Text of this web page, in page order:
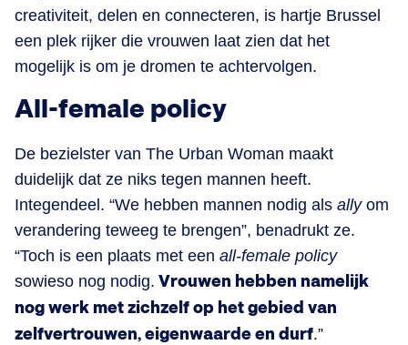
creativiteit, delen en connecteren, is hartje Brussel
een plek rijker die vrouwen laat zien dat het
mogelijk is om je dromen te achtervolgen.
All-female policy
De bezielster van The Urban Woman maakt
duidelijk dat ze niks tegen mannen heeft.
Integendeel. “We hebben mannen nodig als allyom
verandering teweeg te brengen”, benadrukt ze.
“Toch is een plaats met een all-female policy
sowieso nog nodig. Vrouwen hebben namelijk
nog werk met zichzelf op het gebied van
zelfvertrouwen, eigenwaarde en durf.”